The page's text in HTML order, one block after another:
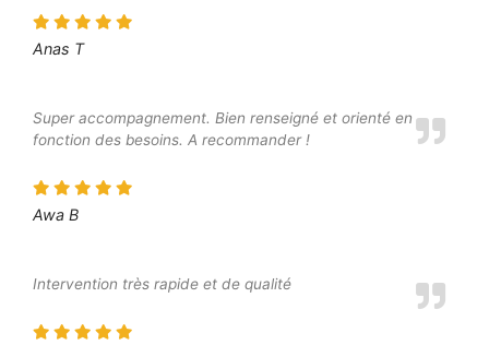
Anas T
Super accompagnement. Bien renseigné et orienté en
fonction des besoins. A recommander !
Awa B
Intervention très rapide et de qualité